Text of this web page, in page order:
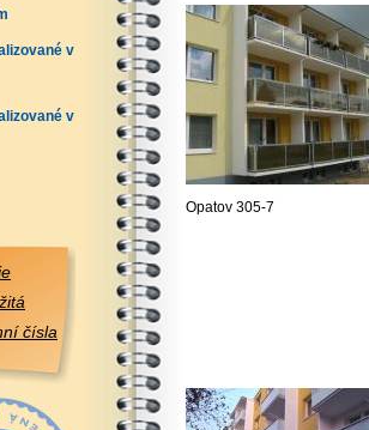
v
v
čísla
Opatov 305-7